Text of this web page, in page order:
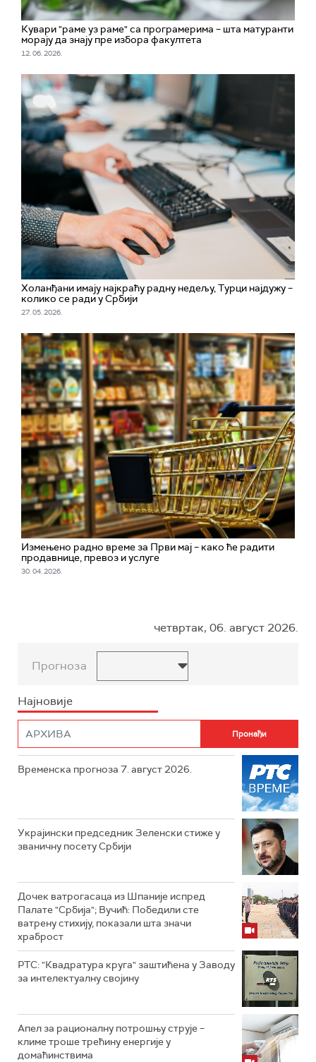
Кувари "раме уз раме" са програмерима – шта матуранти
морају да знају пре избора факултета
12. 06. 2026.
Холанђани имају најкраћу радну недељу, Турци најдужу –
колико се ради у Србији
27. 05. 2026.
Измењено радно време за Први мај – како ће радити
продавнице, превоз и услуге
30. 04. 2026.
четвртак, 06. август 2026.
Прогноза
Најновије
Временска прогноза 7. август 2026.
Украјински председник Зеленски стиже у
званичну посету Србији
Дочек ватрогасаца из Шпаније испред
Палате "Србија"; Вучић: Победили сте
ватрену стихију, показали шта значи
храброст
РТС: "Квадратура круга" заштићена у Заводу
за интелектуалну својину
Апел за рационалну потрошњу струје –
климе троше трећину енергије у
домаћинствима